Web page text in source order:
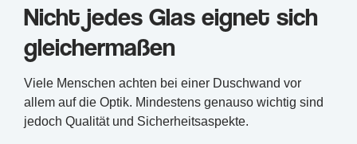
Nicht jedes Glas eignet sich
gleichermaßen
Viele Menschen achten bei einer Duschwand vor
allem auf die Optik. Mindestens genauso wichtig sind
jedoch Qualität und Sicherheitsaspekte.